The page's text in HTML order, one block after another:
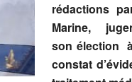
rédactions
Marine,
son élection
constat